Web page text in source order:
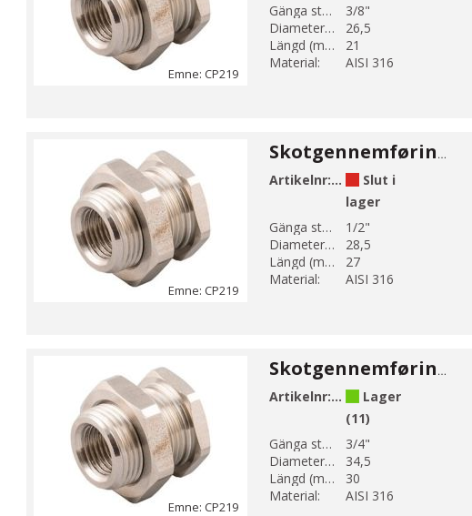
Emne: CP219
Gänga storlek 1:
3/8"
Diameter 1 (mm):
26,5
Längd (mm):
21
Material:
AISI 316
Emne: CP219
Skotgennemføring 316 HT 1/2"
Artikelnr:CP219-4
Slut i
lager
Gänga storlek 1:
1/2"
Diameter 1 (mm):
28,5
Längd (mm):
27
Material:
AISI 316
Emne: CP219
Skotgennemføring 316 HT 3/4"
Artikelnr:CP219-5
Lager
(11)
Gänga storlek 1:
3/4"
Diameter 1 (mm):
34,5
Längd (mm):
30
Material:
AISI 316